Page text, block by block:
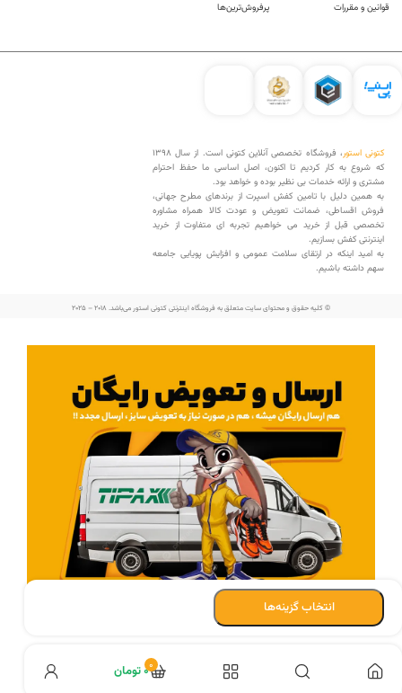
قوانین و مقررات پرفروش‌ترین‌ها
کتونی استور
، فروشگاه تخصصی آنلاین کتونی است. از سال 1398
که شروع به کار کردیم تا اکنون، اصل اساسی ما حفظ احترام
مشتری و ارائه خدمات بی نظیر بوده و خواهد بود.
به همین دلیل با تامین کفش اسپرت از برندهای مطرح جهانی،
فروش اقساطی، ضمانت تعویض و عودت کالا همراه مشاوره
تخصصی قبل از خرید می خواهیم تجربه ای متفاوت از خرید
اینترنتی کفش بسازیم.
به امید اینکه در ارتقای سلامت عمومی و افزایش پویایی جامعه
سهم داشته باشیم.
© کلیه حقوق و محتوای سایت متعلق به فروشگاه اینترنتی کتونی استور می‌باشد. 2018 – 2025
انتخاب گزینه‌ها
0۰تومان